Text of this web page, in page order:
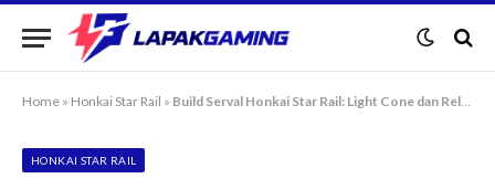
Home » Honkai Star Rail » Build Serval Honkai Star Rail: Light Cone dan Relic Terbaik
HONKAI STAR RAIL